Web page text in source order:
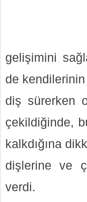
gelişimini
de kendilerinin
diş sürerken
çekildiğinde,
kalkdığına
dişlerine ve
verdi.